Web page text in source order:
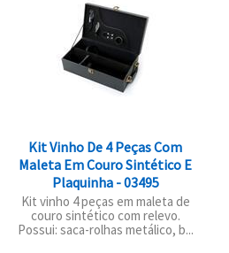
Kit Vinho De 4 Peças Com
Maleta Em Couro Sintético E
Plaquinha - 03495
Kit vinho 4 peças em maleta de
couro sintético com relevo.
Possui: saca-rolhas metálico, b...